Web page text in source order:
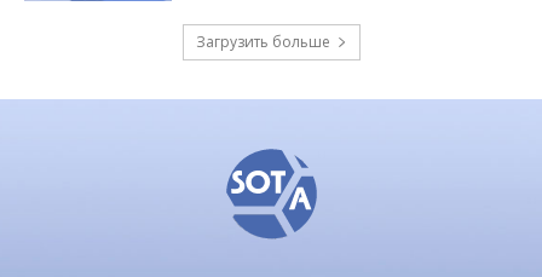
Загрузить больше